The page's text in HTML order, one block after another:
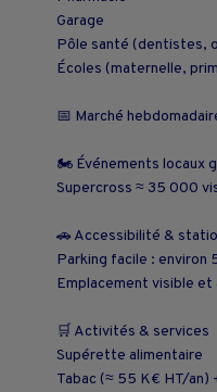
Garage
Pôle santé (dentistes,
Écoles (maternelle,
📅 Marché
🏍️ Événements locaux
Supercross ≈ 35 000
🚗 Accessibilité &
Parking facile : environ
Emplacement visible et
🛒 Activités & services
Supérette alimentaire
Tabac (≈ 55 K€ HT/an)